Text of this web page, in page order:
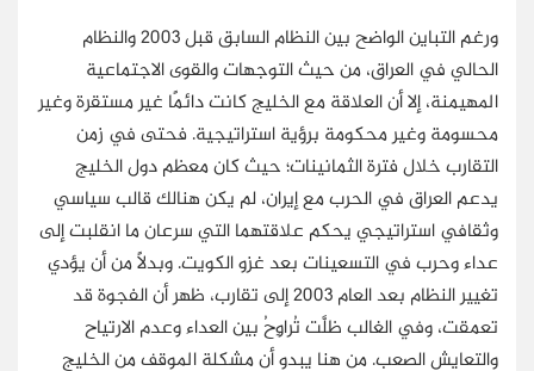
ورغم التباين الواضح بين النظام السابق قبل 2003 والنظام
الحالي في العراق، من حيث التوجهات والقوى الاجتماعية
المهيمنة، إلا أن العلاقة مع الخليج كانت دائمًا غير مستقرة وغير
محسومة وغير محكومة برؤية استراتيجية. فحتى في زمن
التقارب خلال فترة الثمانينات؛ حيث كان معظم دول الخليج
يدعم العراق في الحرب مع إيران، لم يكن هنالك قالب سياسي
وثقافي استراتيجي يحكم علاقتهما التي سرعان ما انقلبت إلى
عداء وحرب في التسعينات بعد غزو الكويت. وبدلًا من أن يؤدي
تغيير النظام بعد العام 2003 إلى تقارب، ظهر أن الفجوة قد
تعمقت، وفي الغالب ظلَّت تُراوِحُ بين العداء وعدم الارتياح
والتعايش الصعب. من هنا يبدو أن مشكلة الموقف من الخليج